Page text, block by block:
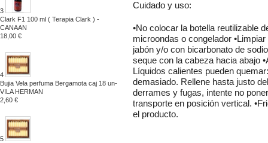
3
Clark F1 100 ml ( Terapia Clark ) -
CANAAN
18,00 €
4
Bujia Vela perfuma Bergamota caj 18 un-
VILA HERMAN
2,60 €
5
Cuidado y uso:
•No colocar la botella reutilizable
microondas o congelador
jabón y/o con bicarbonato de
seque con la cabeza hacia abajo
Líquidos calientes pueden
demasiado. Rellene hasta justo
derrames y fugas, intente no
transporte en posición vertical.
el producto.